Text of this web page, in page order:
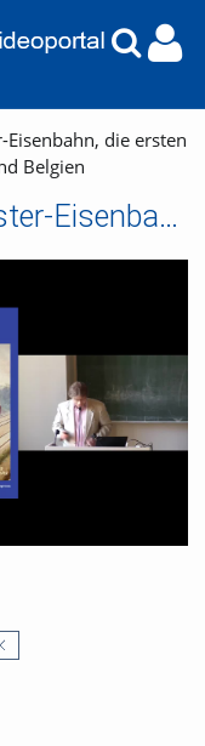
die ersten
Belgien
4. Die Liverpool-Manchester-Eisenbahn, die ersten Eisenbahnen in den USA, Frankreich und Belgien